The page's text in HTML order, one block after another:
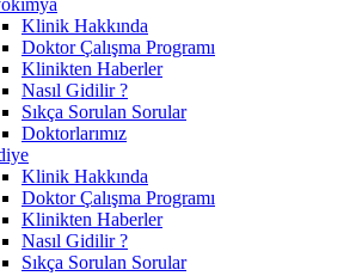
Klinik Hakkında
Doktor Çalışma Programı
Klinikten Haberler
Nasıl Gidilir ?
Sıkça Sorulan Sorular
Doktorlarımız
Klinik Hakkında
Doktor Çalışma Programı
Klinikten Haberler
Nasıl Gidilir ?
Sıkça Sorulan Sorular